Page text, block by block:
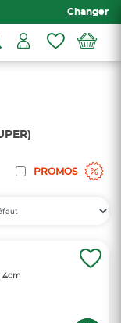
Changer
PROMOS
4cm